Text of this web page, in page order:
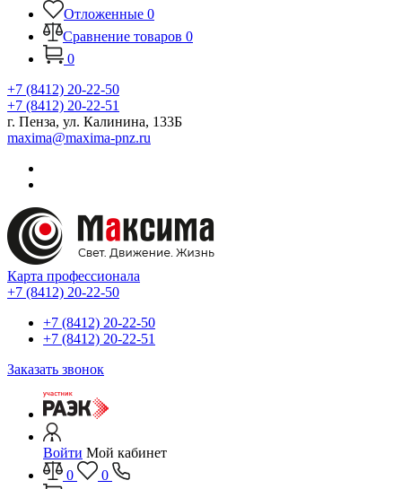
Отложенные 0
Сравнение товаров 0
0
+7 (8412) 20-22-50
+7 (8412) 20-22-51
г. Пенза, ул. Калинина, 133Б
maxima@maxima-pnz.ru
Карта профессионала
+7 (8412) 20-22-50
+7 (8412) 20-22-50
+7 (8412) 20-22-51
Заказать звонок
Войти Мой кабинет
0
0